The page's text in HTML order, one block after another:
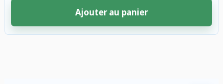
Ajouter au panier